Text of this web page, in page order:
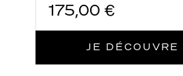
175,00 €
JE DÉCOUVRE